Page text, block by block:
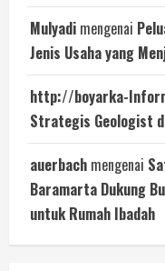
Mulyadi mengenai
Jenis Usaha yang
http://boyarka-
Strategis Geologist
auerbach mengenai
Baramarta Dukung
untuk Rumah Ibadah